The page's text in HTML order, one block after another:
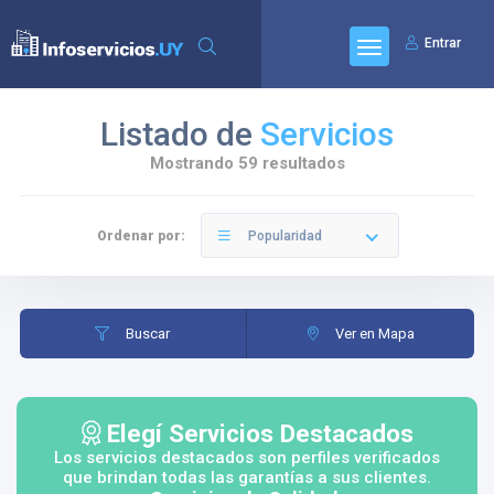
Entrar
Listado de Servicios
Mostrando 59 resultados
Ordenar por: Popularidad
Buscar Ver en Mapa
Elegí Servicios Destacados
Los servicios destacados son perfiles verificados
que brindan todas las garantías a sus clientes.